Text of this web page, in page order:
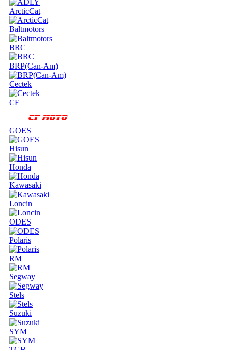
ArcticCat
Baltmotors
BRC
BRP(Can-Am)
Cectek
CF
GOES
Hisun
Honda
Kawasaki
Loncin
ODES
Polaris
RM
Segway
Stels
Suzuki
SYM